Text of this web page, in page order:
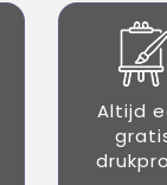
Altijd